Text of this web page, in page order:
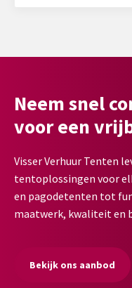
Neem snel
voor een
Visser Verhuur Tenten
tentoplossingen voor
en pagodetenten tot
maatwerk, kwaliteit en
Bekijk ons aanbod